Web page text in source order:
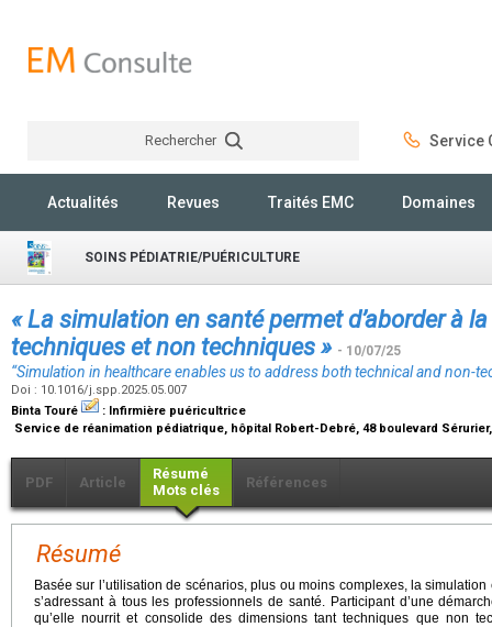
Rechercher Service
Actualités Revues Traités EMC Domaines
SOINS PÉDIATRIE/PUÉRICULTURE
« La simulation en santé permet d’aborder à
techniques et non techniques » - 10/07/25
“Simulation in healthcare enables us to address both technical and non-
Doi : 10.1016/j.spp.2025.05.007
Binta Touré
: Infirmière puéricultrice
Service de réanimation pédiatrique, hôpital Robert-Debré, 48 boulevard
PDF Article
Résumé
Mots clés
Références
Résumé
Basée sur l’utilisation de scénarios, plus ou moins complexes, la
s’adressant à tous les professionnels de santé. Participant d’une
qu’elle nourrit et consolide des dimensions tant techniques que non